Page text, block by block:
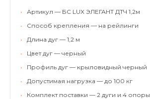
•
Артикул — БС LUX ЭЛЕГАНТ ДТЧ 1,2м
•
Способ крепления — на рейлинги
•
Длина дуг — 1,2 м
•
Цвет дуг — черный
•
Профиль дуг — крыловидный черный
•
Допустимая нагрузка — до 100 кг
•
Комплект поставки — 2 дуги и 4 опоры